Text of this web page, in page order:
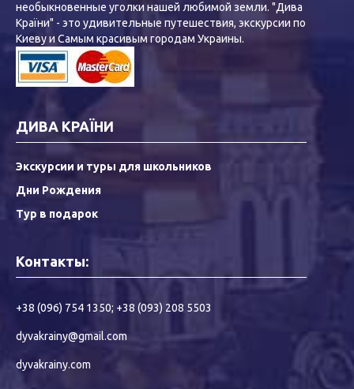
необыкновенные уголки нашей любимой земли. "Дива
Країни" - это удивительные путешествия, экскурсии по
Киеву и Самым красивым городам Украины.
ДИВА КРАЇНИ
Экскурсии и туры для школьников
Дни Рождения
Тур в подарок
Контакты:
+38 (096) 754 1350; +38 (093) 208 5503
dyvakrainy@gmail.com
dyvakrainy.com